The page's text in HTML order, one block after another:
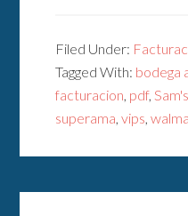
Filed Under:
Tagged With: bodega
facturacion pdf,
superama ,vips ,